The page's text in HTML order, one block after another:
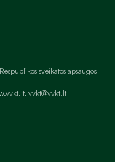
sveikatos apsaugos
vvkt@vvkt.lt